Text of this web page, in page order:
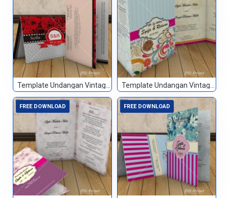
Template Undangan Vintage 070 Template Undangan Vintage 071
FREE DOWNLOAD FREE DOWNLOAD